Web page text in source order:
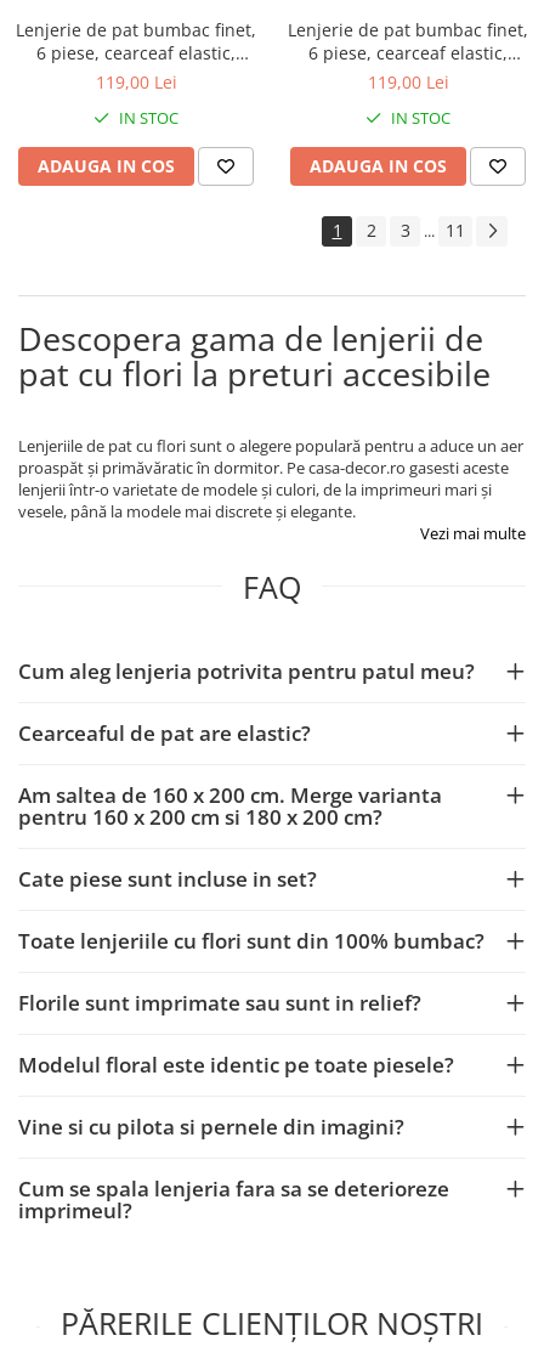
Lenjerie de pat bumbac finet,
6 piese, cearceaf elastic,
verde, imprimeu floral
119,00 Lei
IN STOC
ADAUGA IN COS
Lenjerie de pat bumbac finet,
6 piese, cearceaf elastic,
cappuccino, imprimeu floral
119,00 Lei
IN STOC
ADAUGA IN COS
1 2 3 ... 11
Descopera gama de lenjerii de
pat cu flori la preturi accesibile
Lenjeriile de pat cu flori sunt o alegere populară pentru a aduce un aer
proaspăt și primăvăratic în dormitor. Pe casa-decor.ro gasesti aceste
lenjerii într-o varietate de modele și culori, de la imprimeuri mari și
vesele, până la modele mai discrete și elegante.
Vezi mai multe
FAQ
Cum aleg lenjeria potrivita pentru patul meu?
Cearceaful de pat are elastic?
Am saltea de 160 x 200 cm. Merge varianta
pentru 160 x 200 cm si 180 x 200 cm?
Cate piese sunt incluse in set?
Toate lenjeriile cu flori sunt din 100% bumbac?
Florile sunt imprimate sau sunt in relief?
Modelul floral este identic pe toate piesele?
Vine si cu pilota si pernele din imagini?
Cum se spala lenjeria fara sa se deterioreze
imprimeul?
PĂRERILE CLIENȚILOR NOȘTRI